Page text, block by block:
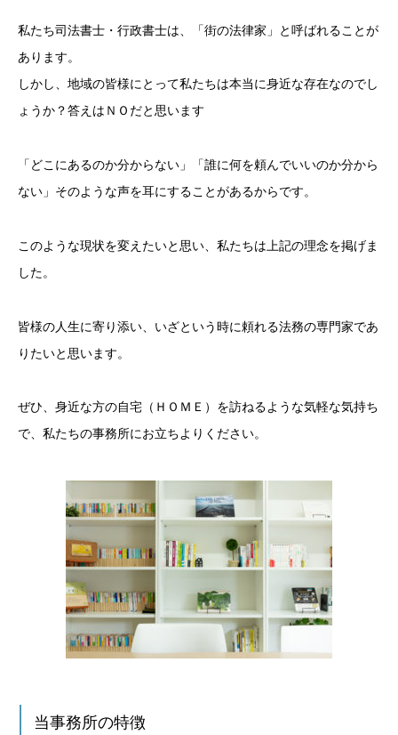
私たち司法書士・行政書士は、「街の法律家」と呼ばれることが
あります。
しかし、地域の皆様にとって私たちは本当に身近な存在なのでし
ょうか？答えはＮＯだと思います
「どこにあるのか分からない」「誰に何を頼んでいいのか分から
ない」そのような声を耳にすることがあるからです。
このような現状を変えたいと思い、私たちは上記の理念を掲げま
した。
皆様の人生に寄り添い、いざという時に頼れる法務の専門家であ
りたいと思います。
ぜひ、身近な方の自宅（ＨＯＭＥ）を訪ねるような気軽な気持ち
で、私たちの事務所にお立ちよりください。
当事務所の特徴